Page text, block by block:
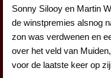
Sonny Silooy en Martin
de winstpremies alsnog
zon was verdwenen en
over het veld van
voor de laatste keer op